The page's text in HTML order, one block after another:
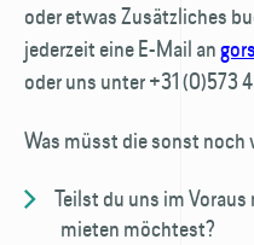
oder etwas Zusätzliches
jederzeit eine E-Mail an
oder uns unter +31 (0)573
Was müsst die sonst noch
Teilst du uns im
mieten möchtest?